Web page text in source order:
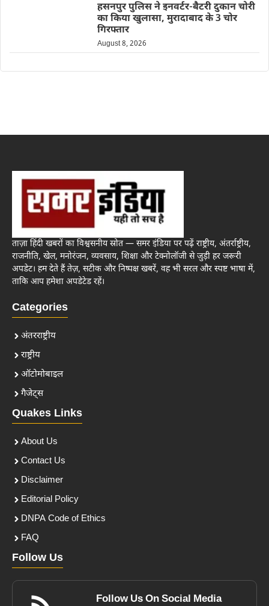
हसनपुर पुलिस ने इनवर्टर-बैटरी दुकान चोरी
का किया खुलासा, मुरादाबाद के 3 चोर
गिरफ्तार
August 8, 2026
ताज़ा हिंदी खबरों का विश्वसनीय स्रोत — समर इंडिया पर पढ़ें राष्ट्रीय, अंतर्राष्ट्रीय,
राजनीति, खेल, मनोरंजन, व्यवसाय, शिक्षा और टेक्नोलॉजी से जुड़ी हर जरूरी
अपडेट। हम देते हैं तेज़, सटीक और निष्पक्ष खबरें, वह भी सरल और स्पष्ट भाषा में,
ताकि आप हमेशा अपडेटेड रहें।
Categories
अंतरराष्ट्रीय
राष्ट्रीय
ऑटोमोबाइल
गैजेट्स
Quakes Links
About Us
Contact Us
Disclaimer
Editorial Policy
DNPA Code of Ethics
FAQ
Follow Us
Follow Us On Social Media